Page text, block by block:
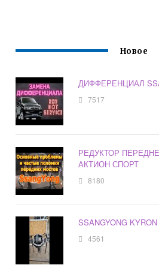
Новое
ДИФФЕРЕНЦИАЛ
7517
РЕДУКТОР
АКТИОН СПОРТ
8180
SSANGYONG
4561